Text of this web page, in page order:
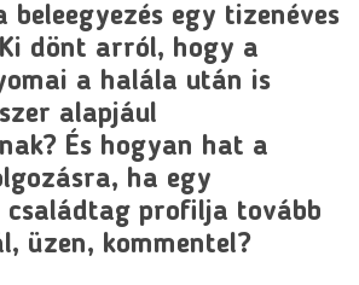
beleegyezés egy tizenéves
Ki dönt arról, hogy a
a halála után is
alapjául
És hogyan hat a
ha egy
profilja tovább
üzen, kommentel?